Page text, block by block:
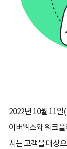
2022년 10월 11일
이버웍스와 워크
시는 고객을 대상